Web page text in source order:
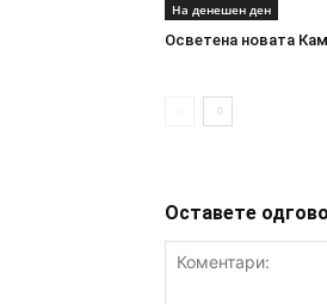
На денешен ден
Осветена новата
Оставете